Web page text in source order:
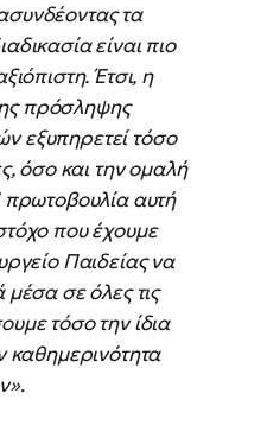
τα
είναι πιο
Έτσι, η
πρόσληψης
εξυπηρετεί τόσο
όσο και την ομαλή
πρωτοβουλία αυτή
που έχουμε
Παιδείας να
μέσα σε όλες τις
τόσο την ίδια
καθημερινότητα
.